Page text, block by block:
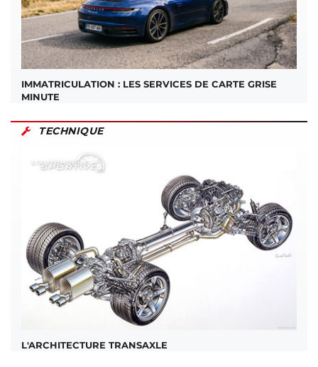
IMMATRICULATION : LES SERVICES DE CARTE GRISE
MINUTE
TECHNIQUE
L'ARCHITECTURE TRANSAXLE